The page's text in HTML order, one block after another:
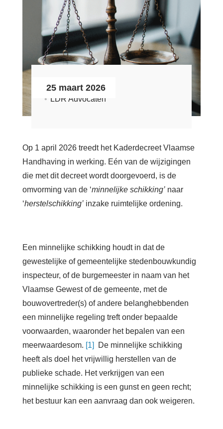
25 maart 2026
LDR Advocaten
Op 1 april 2026 treedt het Kaderdecreet Vlaamse
Handhaving in werking. Eén van de wijzigingen
die met dit decreet wordt doorgevoerd, is de
omvorming van de ‘minnelijke schikking’naar
‘herstelschikking’inzake ruimtelijke ordening.
Een minnelijke schikking houdt in dat de
gewestelijke of gemeentelijke stedenbouwkundig
inspecteur, of de burgemeester in naam van het
Vlaamse Gewest of de gemeente, met de
bouwovertreder(s) of andere belanghebbenden
een minnelijke regeling treft onder bepaalde
voorwaarden, waaronder het bepalen van een
meerwaardesom. [1]
De minnelijke schikking
heeft als doel het vrijwillig herstellen van de
publieke schade. Het verkrijgen van een
minnelijke schikking is een gunst en geen recht;
het bestuur kan een aanvraag dan ook weigeren.
Contact
Zoeken